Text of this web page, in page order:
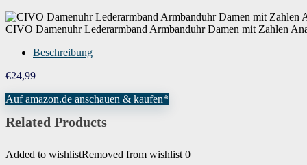
Material der Lünette Edelstahl
Uhrwerk Japanisches Quarzwerk
CIVO Damenuhr Lederarmband Armbanduhr Damen mit Zahlen
Beschreibung
€24,99
Auf amazon.de anschauen & kaufen*
Related Products
Added to wishlistRemoved from wishlist 0